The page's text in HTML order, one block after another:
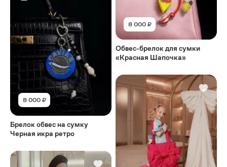
8 000 ₽
Брелок обвес на сумку
Черная икра ретро
8 000 ₽
Обвес-брелок для сумки
«Красная Шапочка»